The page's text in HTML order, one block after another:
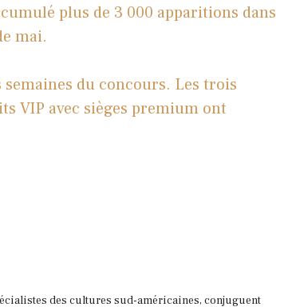
plus de 3 000 apparitions dans
mai.
du concours. Les trois
VIP avec sièges premium ont
des cultures sud-américaines, conjuguent